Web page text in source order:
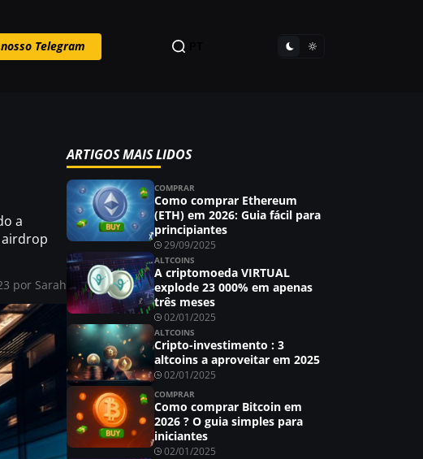
Telegram
a
airdrop
por Sarah
ARTIGOS MAIS LIDOS
COMPRAR
Como comprar Ethereum
(ETH) em 2026: Guia fácil para
principiantes
29/09/2025
ALTCOINS
A criptomoeda VIRTUAL
explode 23 000% em apenas
três meses
02/01/2025
ALTCOINS
Cripto-investimento : 3
altcoins a aproveitar em 2025
02/01/2025
COMPRAR
Como comprar Bitcoin em
2026 ? O guia simples para
iniciantes
02/01/2025